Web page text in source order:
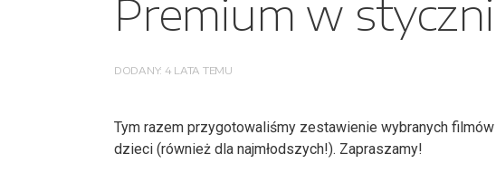
Premium w
DODANY: 4 LATA TEMU
Tym razem przygotowaliśmy zestawienie wybranych
dzieci (również dla najmłodszych!). Zapraszamy!